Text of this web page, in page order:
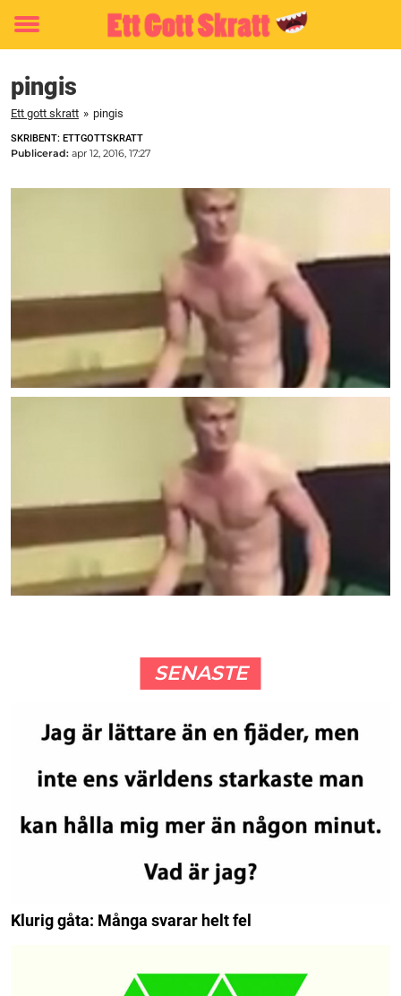
Toggle
pingis
Ett gott skratt » pingis
SKRIBENT: ETTGOTTSKRATT
Publicerad: apr 12, 2016, 17:27
SENASTE
Klurig gåta: Många svarar helt fel